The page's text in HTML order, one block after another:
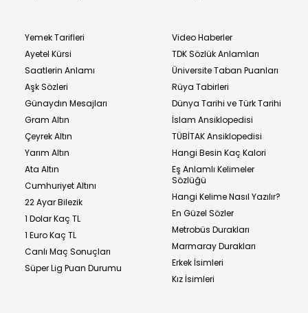
Yemek Tarifleri
Ayetel Kürsi
Saatlerin Anlamı
Aşk Sözleri
Günaydın Mesajları
Gram Altın
Çeyrek Altın
Yarım Altın
Ata Altın
Cumhuriyet Altını
22 Ayar Bilezik
1 Dolar Kaç TL
1 Euro Kaç TL
Canlı Maç Sonuçları
Süper Lig Puan Durumu
Video Haberler
TDK Sözlük Anlamları
Üniversite Taban Puanları
Rüya Tabirleri
Dünya Tarihi ve Türk Tarihi
İslam Ansiklopedisi
TÜBİTAK Ansiklopedisi
Hangi Besin Kaç Kalori
Eş Anlamlı Kelimeler
Sözlüğü
Hangi Kelime Nasıl Yazılır?
En Güzel Sözler
Metrobüs Durakları
Marmaray Durakları
Erkek İsimleri
Kız İsimleri